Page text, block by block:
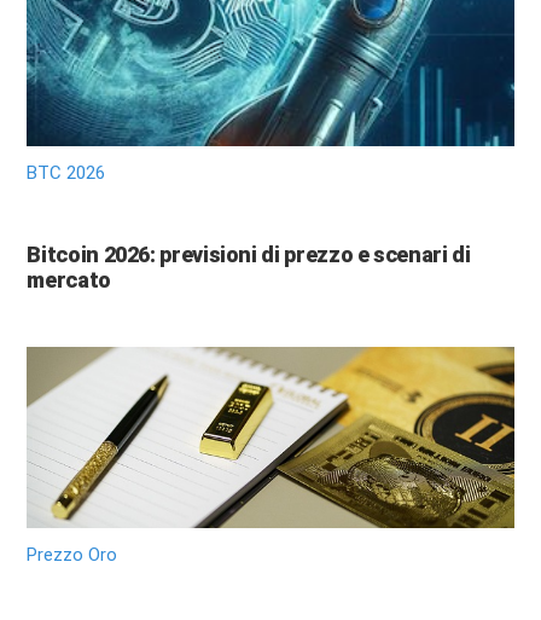
BTC 2026
Bitcoin 2026: previsioni di prezzo e scenari di
mercato
Prezzo Oro